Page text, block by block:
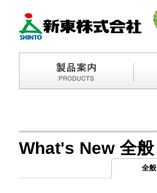
What's New 全般
全般